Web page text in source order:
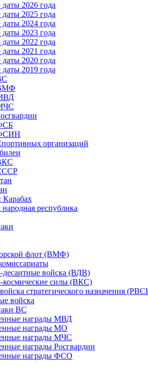
2026 года
2025 года
2024 года
2023 года
2022 года
2021 года
2020 года
2019 года
организаций
народная республика
флот (ВМФ)
войска (ВДВ)
космические силы (ВКС)
стратегического назначения
войска
ВС
награды МВД
награды МО
награды МЧС
награды Росгвардии
награды ФСО